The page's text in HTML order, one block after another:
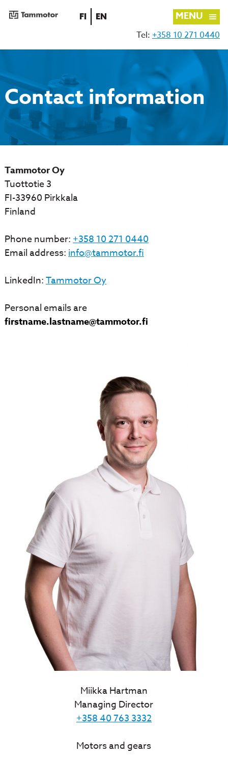
content
MENU
SUOMI
FI ENGLISH
EN
Tel: +358 10 271 0440
Contact information
Tammotor Oy
Tuottotie 3
FI-33960 Pirkkala
Finland
Phone number:+358 10 271 0440
Email address:info@tammotor.fi
LinkedIn:Tammotor Oy
Personal emails are
firstname.lastname@tammotor.fi
Miikka Hartman
Managing Director
+358 40 763 3332
Motors and gears